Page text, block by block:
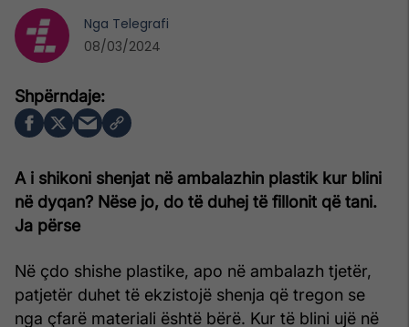
A i shikoni shenjat në ambalazhin plastik kur blini
në dyqan? Nëse jo, do të duhej të fillonit që tani.
Ja përse
Në çdo shishe plastike, apo në ambalazh tjetër,
patjetër duhet të ekzistojë shenja që tregon se
nga çfarë materiali është bërë. Kur të blini ujë në
Nga Telegrafi
08/03/2024